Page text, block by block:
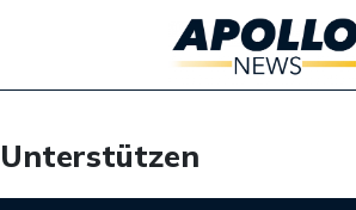
Unterstützen